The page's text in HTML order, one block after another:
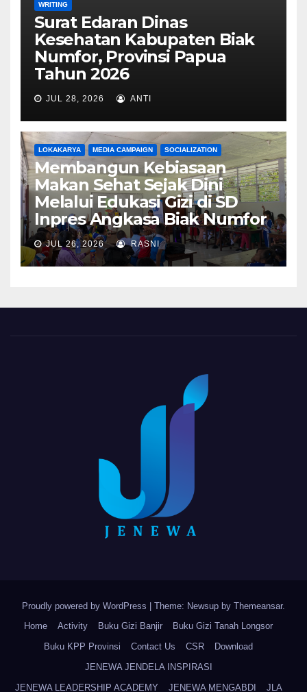
WRITING
Surat Edaran Dinas
Kesehatan Kabupaten Biak
Numfor, Provinsi Papua
Tahun 2026
JUL 28, 2026 ANTI
LOKAKARYA MEDIA CAMPAIGN SOCIALIZATION
Membangun Kebiasaan
Makan Sehat Sejak Dini
Melalui Edukasi Gizi di SD
Inpres Angkasa Biak Numfor
JUL 26, 2026 RASNI
Proudly powered by WordPress Theme: Newsup by Themeansar.
Home
Activity Buku Gizi Banjir
Buku Gizi Tanah Longsor
Buku KPP Provinsi
Contact Us CSR
Download
JENEWA JENDELA INSPIRASI
JENEWA LEADERSHIP ACADEMY
JENEWA MENGABDI JLA